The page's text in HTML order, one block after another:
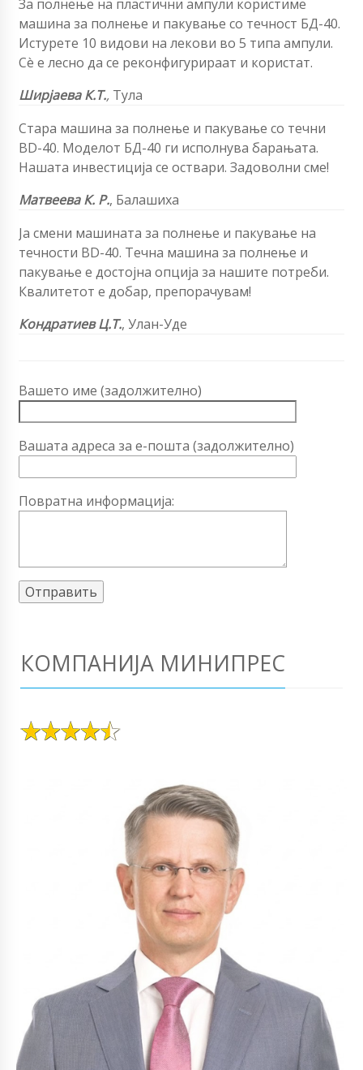
За полнење на пластични ампули користиме
машина за полнење и пакување со течност БД-40.
Истурете 10 видови на лекови во 5 типа ампули.
Сè е лесно да се реконфигурираат и користат.
Ширјаева К.Т., Тула
Стара машина за полнење и пакување со течни
BD-40. Моделот БД-40 ги исполнува барањата.
Нашата инвестиција се оствари. Задоволни сме!
Матвеева К. Р., Балашиха
Ја смени машината за полнење и пакување на
течности BD-40. Течна машина за полнење и
пакување е достојна опција за нашите потреби.
Квалитетот е добар, препорачувам!
Кондратиев Ц.Т., Улан-Уде
Вашето име (задолжително)
Вашата адреса за е-пошта (задолжително)
Повратна информација:
КОМПАНИЈА МИНИПРЕС